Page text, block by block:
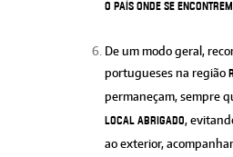
o país onde se encontrem
De um modo geral,
portugueses na região
permaneçam, sempre
local abrigado,
ao exterior,